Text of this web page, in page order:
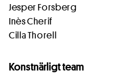
Jesper Forsberg
Inès Cherif
Cilla Thorell
Konstnärligt team